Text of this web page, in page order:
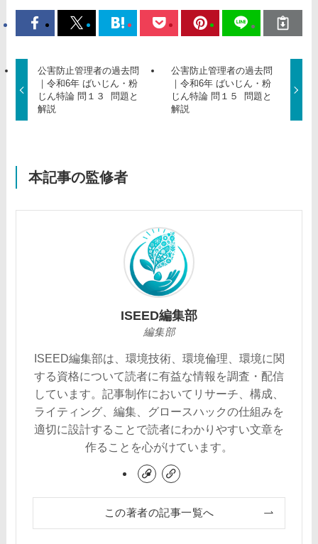
公害防止管理者の過去問
｜令和6年 ばいじん・粉
じん特論 問１３ 問題と
解説
公害防止管理者の過去問
｜令和6年 ばいじん・粉
じん特論 問１５ 問題と
解説
本記事の監修者
ISEED編集部
編集部
ISEED編集部は、環境技術、環境倫理、環境に関
する資格について読者に有益な情報を調査・配信
しています。記事制作においてリサーチ、構成、
ライティング、編集、グロースハックの仕組みを
適切に設計することで読者にわかりやすい文章を
作ることを心がけています。
この著者の記事一覧へ